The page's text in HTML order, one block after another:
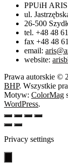
PPUiH ARIS
ul.
26-500
tel. +48 48
fax +48 48
email:
website:
Prawa autorskie ©
BHP. Wszystkie
Motyw: ColorMag
WordPress.
Privacy settings